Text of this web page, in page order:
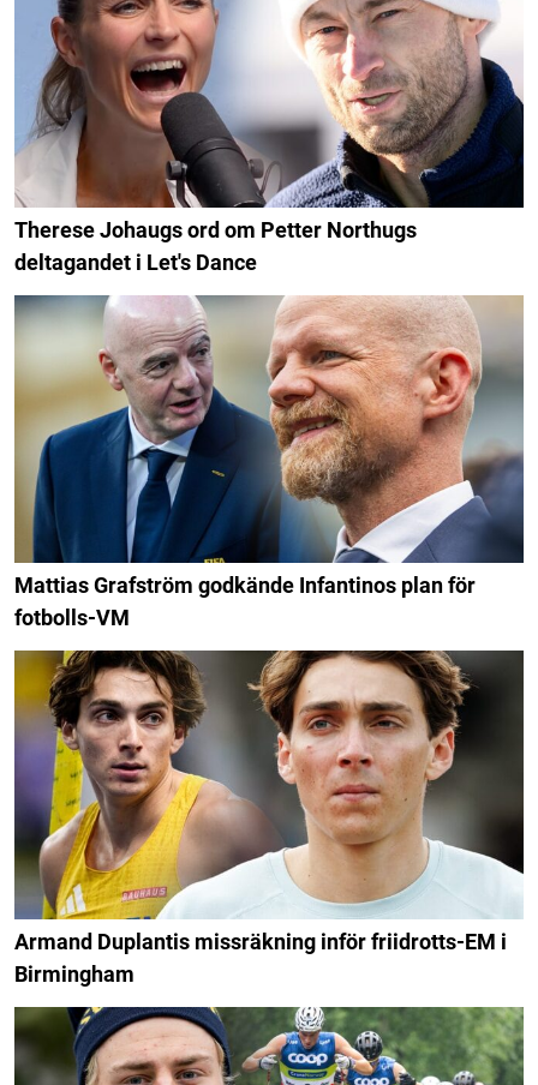
Therese Johaugs ord om Petter Northugs
deltagandet i Let's Dance
Mattias Grafström godkände Infantinos plan för
fotbolls-VM
Armand Duplantis missräkning inför friidrotts-EM i
Birmingham